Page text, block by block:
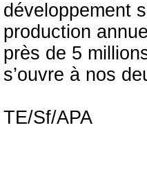
développement
production
près de 5
s’ouvre à nos
TE/Sf/APA